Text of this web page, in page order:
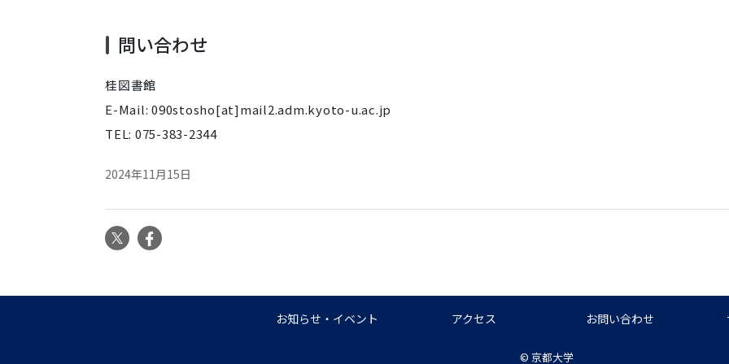
問い合わせ
桂図書館
E-Mail: 090stosho[at]mail2.adm.kyoto-u.ac.jp
TEL: 075-383-2344
2024年11月15日
X
© 京都大学
お知らせ・イベント アクセス お問い合わせ